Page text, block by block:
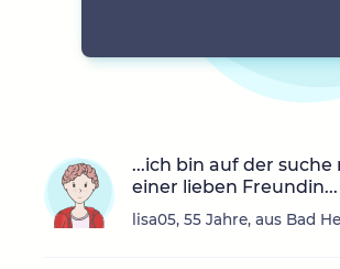
...ich bin auf der suche
einer lieben Freundin...
lisa05, 55 Jahre, aus Bad